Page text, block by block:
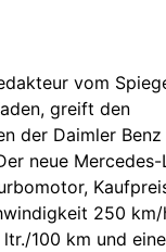
vom
greift den
der Daimler
neue
250 km/
100 km und